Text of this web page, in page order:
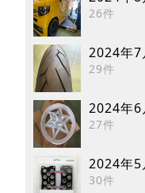
26件
2024年7
29件
2024年6
27件
2024年5
30件